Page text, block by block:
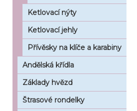
Ketlovací nýty
Ketlovací jehly
Přívěsky na klíče a karabiny
Andělská křídla
Základy hvězd
Štrasové rondelky